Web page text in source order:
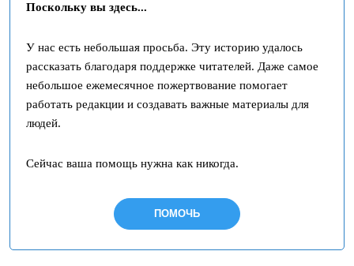
Поскольку вы здесь...
У нас есть небольшая просьба. Эту историю удалось
рассказать благодаря поддержке читателей. Даже самое
небольшое ежемесячное пожертвование помогает
работать редакции и создавать важные материалы для
людей.
Сейчас ваша помощь нужна как никогда.
ПОМОЧЬ